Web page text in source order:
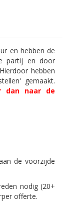
en hebben de
partij en door
hebben
gemaakt.
dan naar de
de voorzijde
nodig (20+
offerte.